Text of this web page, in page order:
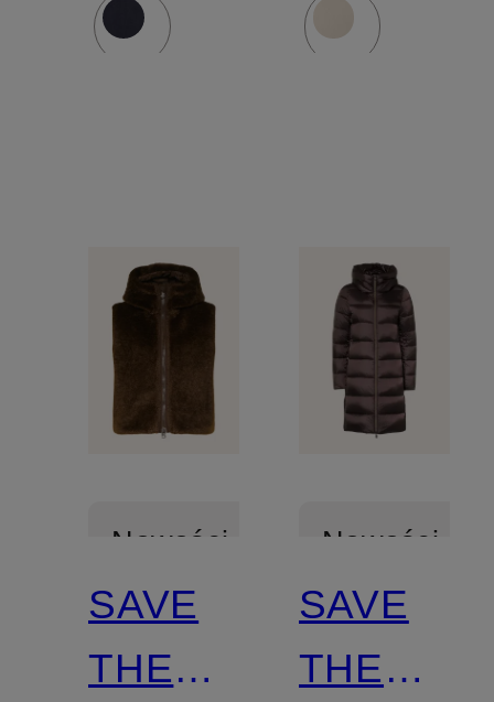
Nowości
Z
certyfikatem
SAVE
THE
Nowości
Z
certyfikatem
SAVE
THE